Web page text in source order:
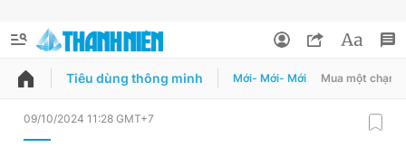
QUẢNG CÁO ĐẶT BÁO
Tiêu dùng thông minh Mới- Mới- Mới Mua một chạm
09/10/2024 11:28 GMT+7